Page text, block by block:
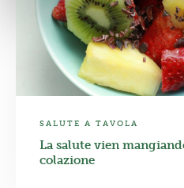
SALUTE A TAVOLA
La salute vien
colazione